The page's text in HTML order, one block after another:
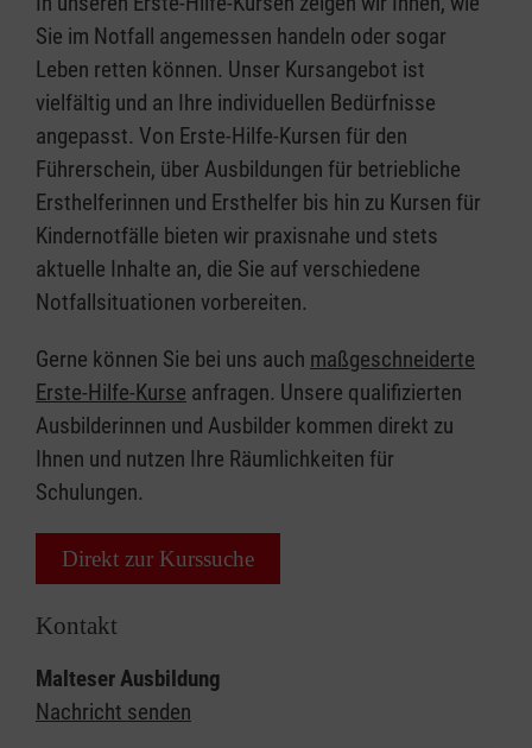
Sie im Notfall angemessen handeln oder sogar
Leben retten können. Unser Kursangebot ist
vielfältig und an Ihre individuellen Bedürfnisse
angepasst. Von Erste-Hilfe-Kursen für den
Führerschein, über Ausbildungen für betriebliche
Ersthelferinnen und Ersthelfer bis hin zu Kursen für
Kindernotfälle bieten wir praxisnahe und stets
aktuelle Inhalte an, die Sie auf verschiedene
Notfallsituationen vorbereiten.
Gerne können Sie bei uns auch maßgeschneiderte
Erste-Hilfe-Kurse anfragen. Unsere qualifizierten
Ausbilderinnen und Ausbilder kommen direkt zu
Ihnen und nutzen Ihre Räumlichkeiten für
Schulungen.
Direkt zur Kurssuche
Kontakt
Malteser Ausbildung
Nachricht senden